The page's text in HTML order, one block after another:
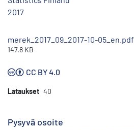
2017
merek_2017_09_2017-10-05_en.pdf
147.8 KB
CC BY 4.0
Lataukset 40
Pysyvä osoite